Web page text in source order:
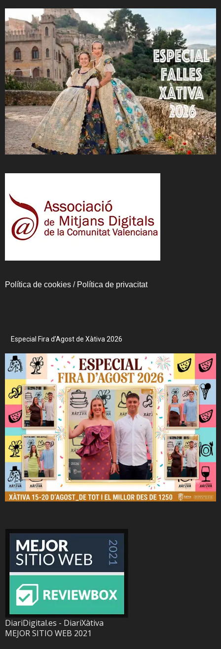
Política de cookies / Política de privacitat
Especial Fira d’Agost de Xàtiva 2026
DiariDigital.es - DiariXàtiva
MEJOR SITIO WEB 2021